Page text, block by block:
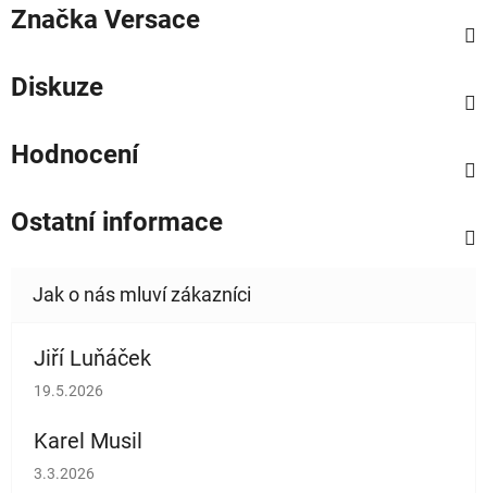
Značka Versace
Diskuze
Hodnocení
Ostatní informace
Jiří Luňáček
Hodnocení obchodu je 5 z 5 hvězdiček.
19.5.2026
Karel Musil
Hodnocení obchodu je 5 z 5 hvězdiček.
3.3.2026